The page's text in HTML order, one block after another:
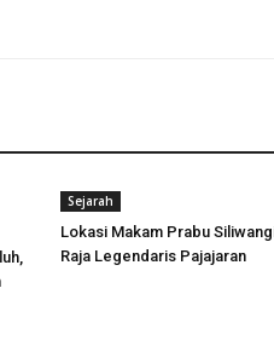
Sejarah
Lokasi Makam Prabu
Raja Legendaris Pajajaran